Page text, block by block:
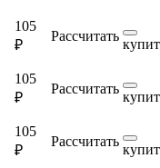
105
₽
Рассчитать
105
₽
Рассчитать
105
₽
Рассчитать